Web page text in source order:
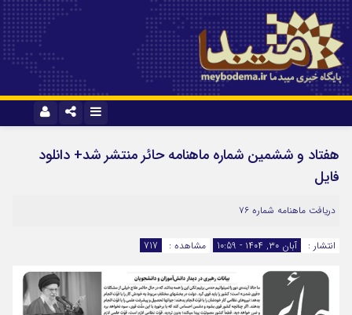
هفتاد و ششمین شماره ماهنامه حائر منتشر شد+ دانلود
فایل
دریافت ماهنامه شماره ۷۶
انتشار : آبان ۳۰, ۱۴۰۴ - 10:59 مشاهده : 717